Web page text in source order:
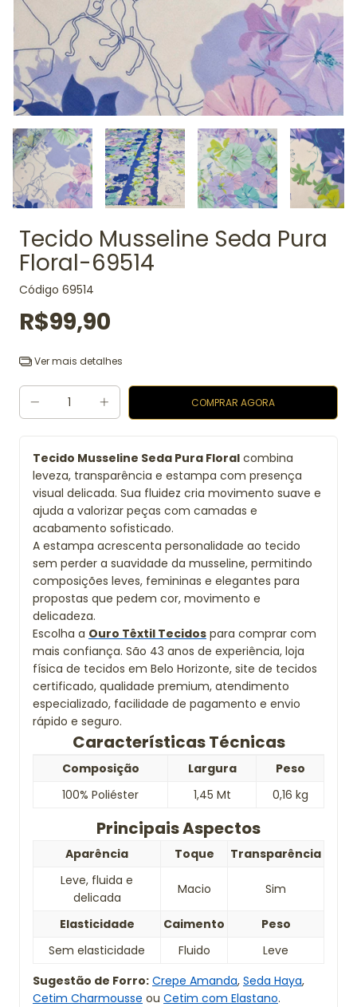
Tecido Musseline Seda Pura
Floral-69514
Código 69514
R$99,90
Ver mais detalhes
Tecido Musseline Seda Pura Floral combina
leveza, transparência e estampa com presença
visual delicada. Sua fluidez cria movimento suave e
ajuda a valorizar peças com camadas e
acabamento sofisticado.
A estampa acrescenta personalidade ao tecido
sem perder a suavidade da musseline, permitindo
composições leves, femininas e elegantes para
propostas que pedem cor, movimento e
delicadeza.
Escolha a Ouro Têxtil Tecidos para comprar com
mais confiança. São 43 anos de experiência, loja
física de tecidos em Belo Horizonte, site de tecidos
certificado, qualidade premium, atendimento
especializado, facilidade de pagamento e envio
rápido e seguro.
Características Técnicas
Composição Largura
Peso
100% Poliéster
1,45 Mt 0,16 kg
Principais Aspectos
Aparência Toque
Transparência
Leve, fluida e
delicada
Macio Sim
Elasticidade Caimento
Peso
Sem elasticidade
Fluido
Leve
Sugestão de Forro: Crepe Amanda, Seda Haya,
Cetim Charmousse ou Cetim com Elastano.